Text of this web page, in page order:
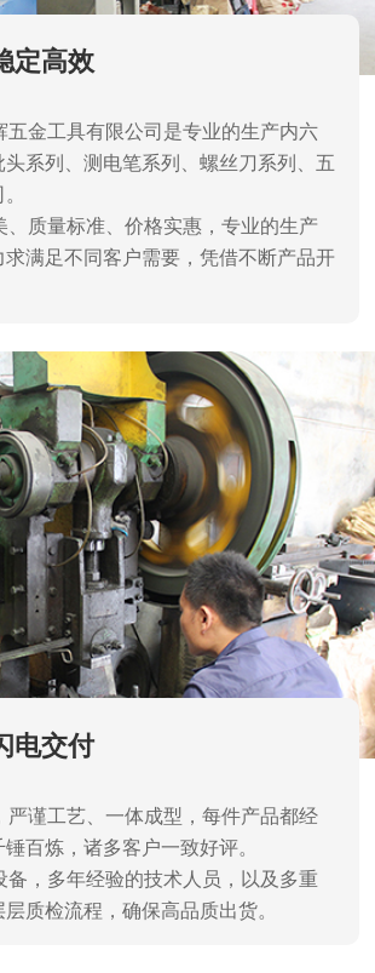
五金工具有限公司是专业的生产内六
头系列、测电笔系列、螺丝刀系列、五
。
、质量标准、价格实惠，专业的生产
求满足不同客户需要，凭借不断产品开